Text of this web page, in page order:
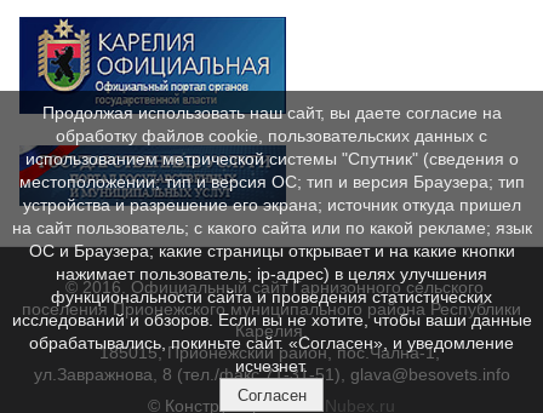
© 2016. Официальный сайт Гарнизонного сельского
поселения Прионежского муниципального района Республики
Карелия.
185015, Прионежский район, пос.Чална-1,
ул.Завражнова, 8 (тел./факс 71-31-51), glava@besovets.info
© Конструктор сайтовNubex.ru
Продолжая использовать наш сайт, вы даете согласие на
обработку файлов cookie, пользовательских данных с
использованием метрической системы "Спутник" (сведения о
местоположении; тип и версия ОС; тип и версия Браузера; тип
устройства и разрешение его экрана; источник откуда пришел
на сайт пользователь; с какого сайта или по какой рекламе; язык
ОС и Браузера; какие страницы открывает и на какие кнопки
нажимает пользователь; ip-адрес) в целях улучшения
функциональности сайта и проведения статистических
исследований и обзоров. Если вы не хотите, чтобы ваши данные
обрабатывались, покиньте сайт. «Согласен», и уведомление
исчезнет.
Согласен